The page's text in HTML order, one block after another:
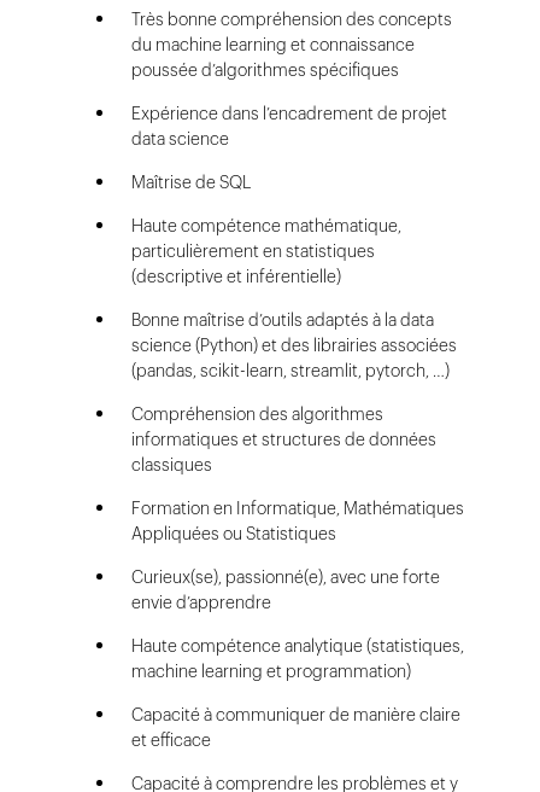
Très bonne compréhension des concepts
du machine learning et connaissance
poussée d’algorithmes spécifiques
Expérience dans l’encadrement de projet
data science
Maîtrise de SQL
Haute compétence mathématique,
particulièrement en statistiques
(descriptive et inférentielle)
Bonne maîtrise d’outils adaptés à la data
science (Python) et des librairies associées
(pandas, scikit-learn, streamlit, pytorch, …)
Compréhension des algorithmes
informatiques et structures de données
classiques
Formation en Informatique, Mathématiques
Appliquées ou Statistiques
Curieux(se), passionné(e), avec une forte
envie d’apprendre
Haute compétence analytique (statistiques,
machine learning et programmation)
Capacité à communiquer de manière claire
et efficace
Capacité à comprendre les problèmes et y